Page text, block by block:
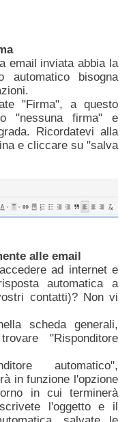
email inviata abbia la
bisogna
"Firma", a questo
"nessuna firma" e
Ricordatevi alla
e cliccare su "salva
alle email
ad internet e
automatica a
contatti)? Non vi
scheda generali,
"Risponditore
automatico",
in funzione l'opzione
in cui terminerà
l'oggetto e il